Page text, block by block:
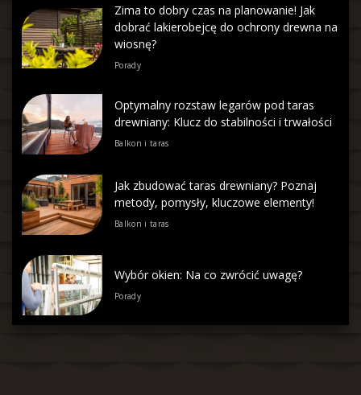
Zima to dobry czas na planowanie! Jak
dobrać lakierobejcę do ochrony drewna na
wiosnę?
Porady
Optymalny rozstaw legarów pod taras
drewniany: Klucz do stabilności i trwałości
Balkon i taras
Jak zbudować taras drewniany? Poznaj
metody, pomysły, kluczowe elementy!
Balkon i taras
Wybór okien: Na co zwrócić uwagę?
Porady